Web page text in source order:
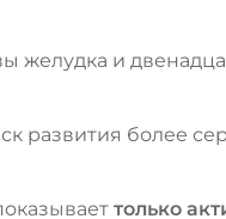
желудка и
развития более
только